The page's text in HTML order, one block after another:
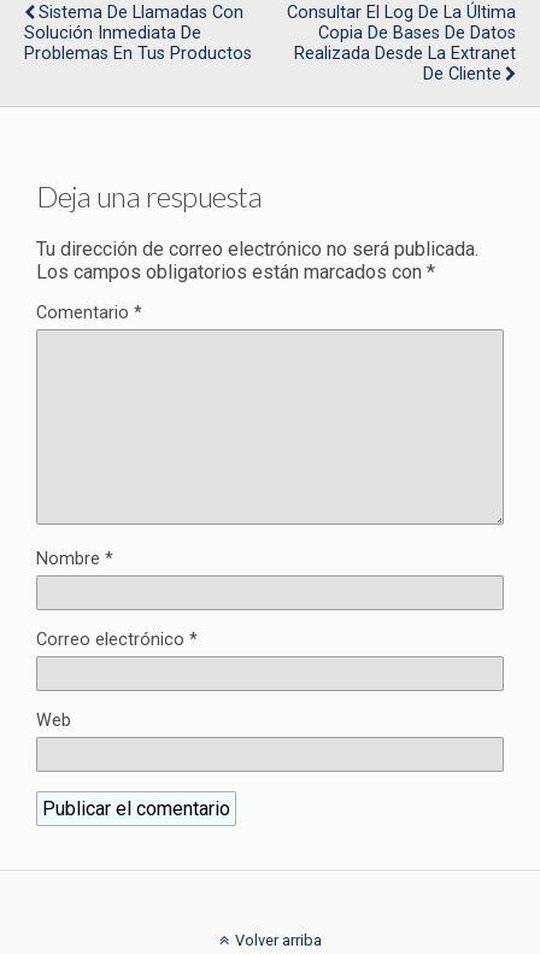
Sistema De Llamadas Con
Solución Inmediata De
Problemas En Tus Productos
Consultar El Log De La Última
Copia De Bases De Datos
Realizada Desde La Extranet
De Cliente
Deja una respuesta
Tu dirección de correo electrónico no será publicada.
Los campos obligatorios están marcados con *
Comentario *
Nombre *
Correo electrónico *
Web
Volver arriba